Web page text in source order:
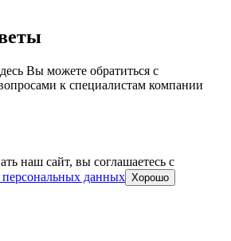
Вы можете обратиться с
к специалистам компании
наш сайт, вы соглашаетесь c
данных Хорошо